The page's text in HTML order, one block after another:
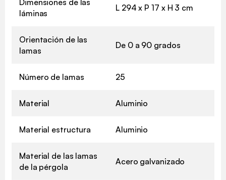
láminas
L 294 x P 17 x H 3 cm
Orientación de las
lamas
De 0 a 90 grados
Número de lamas 25
Material Aluminio
Material estructura Aluminio
Material de las lamas
de la pérgola
Acero galvanizado